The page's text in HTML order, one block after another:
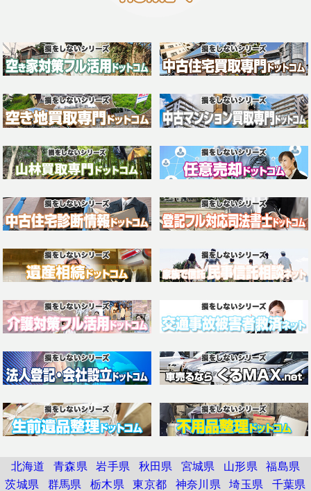
北海道 青森県 岩手県 秋田県 宮城県 山形県 福島県
茨城県 群馬県 栃木県 東京都 神奈川県 埼玉県 千葉県